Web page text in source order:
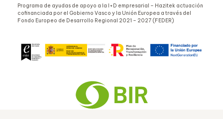
Programa de ayudas de apoyo a la I+D empresarial – Hazitek actuación
cofinanciada por el Gobierno Vasco y la Unión Europea a través del
Fondo Europeo de Desarrollo Regional 2021 – 2027 (FEDER)